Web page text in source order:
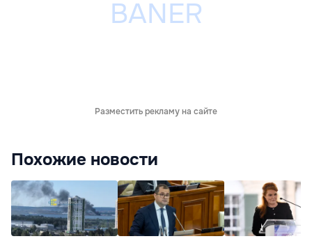
Разместить рекламу на сайте
Похожие новости